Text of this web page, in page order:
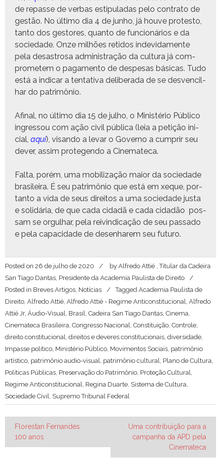
de repasse de ver­bas estip­u­ladas pelo con­tra­to de
gestão. No últi­mo dia 4 de jun­ho, já hou­ve protesto,
tan­to dos gestores, quan­to de fun­cionários e da
sociedade. Onze mil­hões reti­dos inde­v­i­da­mente
pela desas­trosa admin­is­tração da cul­tura já com­
pro­m­e­tem o paga­men­to de despe­sas bási­cas. Tudo
está a indicar a ten­ta­ti­va delib­er­a­da de se desven­cil­
har do patrimônio.
Afi­nal, no últi­mo dia 15 de jul­ho, o Min­istério Públi­co
ingres­sou com ação civ­il públi­ca (leia a petição ini­
cial, aqui), visan­do a levar o Gov­er­no a cumprir seu
dev­er, assim pro­te­gen­do a Cinemateca.
Fal­ta, porém, uma mobi­liza­ção maior da sociedade
brasileira. É seu patrimônio que está em xeque, por­
tan­to a vida de seus dire­itos a uma sociedade jus­ta
e solidária, de que cada cidadã e cada cidadão pos­
sam se orgul­har, pela reivin­di­cação de seu pas­sa­do
e pela capaci­dade de desen­harem seu futuro.
Posted on 26 de julho de 2020 by Alfredo Attié , Titular da Cadeira
San Tiago Dantas, Presidente da Academia Paulista de Direito
Posted in Breves Artigos, Notícias Tagged Academia Paulista de
Direito, Alfredo Attié, Alfredo Attié - Regime Anticonstitucional, Alfredo
Attié Jr, Áudio-Visual, Brasil, Cadeira San Tiago Dantas, Cinema,
Cinemateca Brasileira, Congresso Nacional, Constituição, Controle,
direito constitucional, direitos e deveres constitucionais, diversidade,
Impasse político, Ministério Público, Movimentos Sociais, patrimônio
artístico, patrimônio audio-visual, patrimônio cultural, Plano de Cultura,
Políticas Públicas, Preservação do Patrimônio, Proteção Cultural,
Regime Anticonstitucional, Regina Duarte, Sistema de Cultura,
Sociedade Civil, Supremo Tribunal Federal
Navegação
de
Florestan Fernandes
100 anos
Uma contribuição para a
campanha da APD pela
Cinemateca